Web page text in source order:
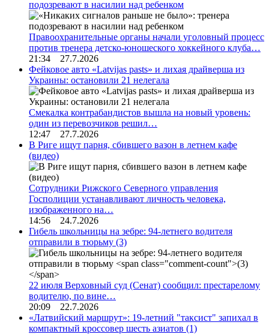
подозревают в насилии над ребенком
Правоохранительные органы начали уголовный процесс
против тренера детско-юношеского хоккейного клуба…
21:34 27.7.2026
Фейковое авто «Latvijas pasts» и лихая драйверша из
Украины: остановили 21 нелегала
Смекалка контрабандистов вышла на новый уровень:
один из перевозчиков решил…
12:47 27.7.2026
В Риге ищут парня, сбившего вазон в летнем кафе
(видео)
Сотрудники Рижского Северного управления
Госполиции устанавливают личность человека,
изображенного на…
14:56 24.7.2026
Гибель школьницы на зебре: 94-летнего водителя
отправили в тюрьму (3)
22 июля Верховный суд (Сенат) сообщил: престарелому
водителю, по вине…
20:09 22.7.2026
«Латвийский маршрут»: 19-летний "таксист" запихал в
компактный кроссовер шесть азиатов (1)